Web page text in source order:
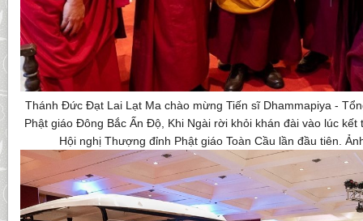
Thánh Đức Đạt Lai Lạt Ma chào mừng Tiến sĩ Dhammapiya -
Phật giáo Đông Bắc Ấn Độ, Khi Ngài rời khỏi khán đài vào lúc kết
Hội nghị Thượng đỉnh Phật giáo Toàn Cầu lần đầu tiên.